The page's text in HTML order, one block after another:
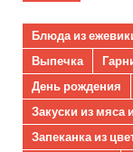
Блюда из
Выпечка
День рождения
Закуски из мяса
Запеканка из